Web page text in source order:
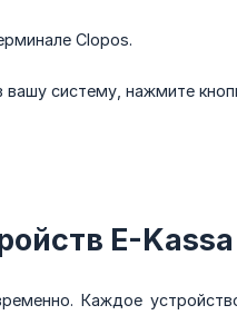
Clopos.
систему, нажмите
E-
Каждое